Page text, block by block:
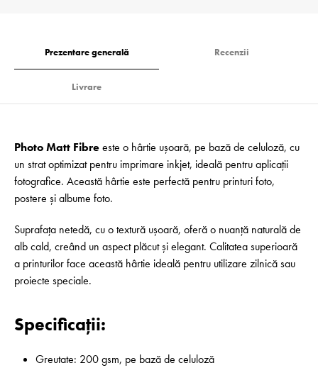
Prezentare generală Recenzii
Livrare
Photo Matt Fibreeste o hârtie ușoară, pe bază de celuloză, cu
un strat optimizat pentru imprimare inkjet, ideală pentru aplicații
fotografice. Această hârtie este perfectă pentru printuri foto,
postere și albume foto.
Suprafața netedă, cu o textură ușoară, oferă o nuanță naturală de
alb cald, creând un aspect plăcut și elegant. Calitatea superioară
a printurilor face această hârtie ideală pentru utilizare zilnică sau
proiecte speciale.
Specificații:
Greutate: 200 gsm, pe bază de celuloză